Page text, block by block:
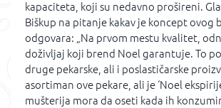
kapaciteta, koji su nedavno prošireni.
Biškup na pitanje kakav je koncept ovog
odgovara: „Na prvom mestu kvalitet,
doživljaj koji brend Noel garantuje. To
druge pekarske, ali i poslastičarske
asortiman ove pekare, ali je ‘Noel
mušterija mora da oseti kada ih